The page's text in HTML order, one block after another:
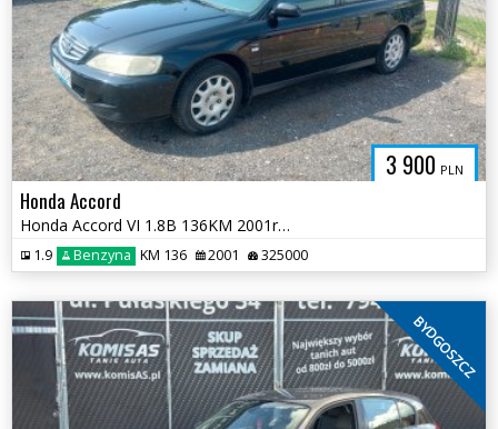
3 900 PLN
Honda Accord
Honda Accord VI 1.8B 136KM 2001r * salon PL sprawna klima * TORUŃ
1.9 Benzyna KM 136 2001 325000
BYDGOSZCZ